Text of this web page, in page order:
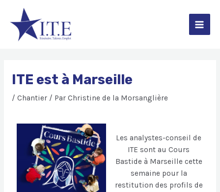
contenu
ITE est à Marseille
/ Chantier/ Par Christine de la Morsanglière
Les analystes-conseil de
ITE sont au Cours
Bastide à Marseille cette
semaine pour la
restitution des profils de
de
l’article